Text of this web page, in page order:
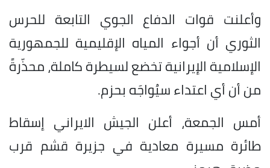
وأعلنت قوات الدفاع الجوي التابعة للحرس
الثوري أن أجواء المياه الإقليمية للجمهورية
الإسلامية الإيرانية تخضع لسيطرة كاملة، محذّرةً
من أن أي اعتداء سيُواجَه بحزم.
أمس الجمعة، أعلن الجيش الايراني إسقاط
طائرة مسيرة معادية في جزيرة قشم قرب